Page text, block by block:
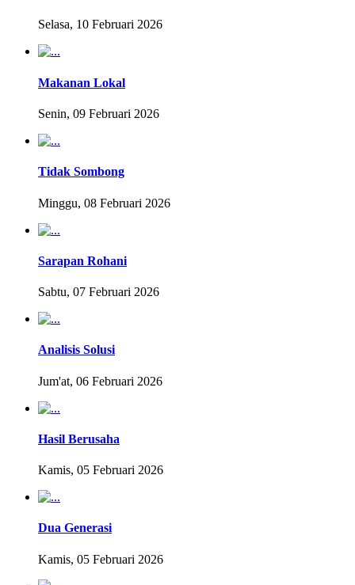
Selasa, 10 Februari 2026
Makanan Lokal
Senin, 09 Februari 2026
Tidak Sombong
Minggu, 08 Februari 2026
Sarapan Rohani
Sabtu, 07 Februari 2026
Analisis Solusi
Jum'at, 06 Februari 2026
Hasil Berusaha
Kamis, 05 Februari 2026
Dua Generasi
Kamis, 05 Februari 2026